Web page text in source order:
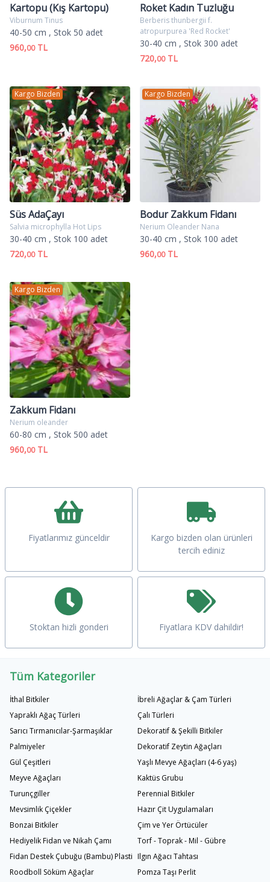
Kartopu (Kış Kartopu)
Viburnum Tinus
40-50 cm , Stok 50 adet
960,00TL
Roket Kadın Tuzluğu
Berberis thunbergii f.
atropurpurea 'Red Rocket'
30-40 cm , Stok 300 adet
720,00TL
Kargo Bizden
Süs AdaÇayı
Salvia microphylla Hot Lips
30-40 cm , Stok 100 adet
720,00TL
Kargo Bizden
Bodur Zakkum Fidanı
Nerium Oleander Nana
30-40 cm , Stok 100 adet
960,00TL
Kargo Bizden
Zakkum Fidanı
Nerium oleander
60-80 cm , Stok 500 adet
960,00TL
Fiyatlarımız günceldir
Kargo bizden olan ürünleri
tercih ediniz
Stoktan hizli gonderi Fiyatlara KDV dahildir!
Tüm Kategoriler
İthal Bitkiler
İbreli Ağaçlar & Çam Türleri
Yapraklı Ağaç Türleri
Çalı Türleri
Sarıcı Tırmanıcılar-Şarmaşıklar
Dekoratif & Şekilli Bitkiler
Palmiyeler
Dekoratif Zeytin Ağaçları
Gül Çeşitleri
Yaşlı Mevye Ağaçları (4-6 yaş)
Meyve Ağaçları
Kaktüs Grubu
Turunçgiller
Perennial Bitkiler
Mevsimlik Çiçekler
Hazır Çit Uygulamaları
Bonzai Bitkiler
Çim ve Yer Örtücüler
Hediyelik Fidan ve Nikah Çamı
Torf - Toprak - Mil - Gübre
Fidan Destek Çubuğu (Bambu) Plastik Bağlama İpi
Ilgın Ağacı Tahtası
Roodboll Söküm Ağaçlar
Pomza Taşı Perlit